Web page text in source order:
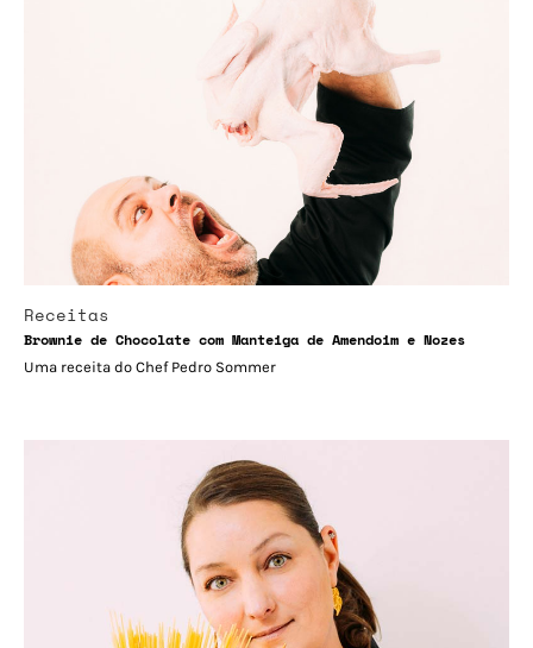
Receitas
Brownie de Chocolate com Manteiga de Amendoim e Nozes
Uma receita do Chef Pedro Sommer